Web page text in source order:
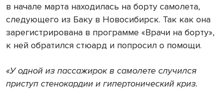
в начале марта находилась на борту самолета,
следующего из Баку в Новосибирск. Так как она
зарегистрирована в программе «Врачи на борту»,
к ней обратился стюард и попросил о помощи.
«У одной из пассажирок в самолете случился
приступ стенокардии и гипертонический криз.